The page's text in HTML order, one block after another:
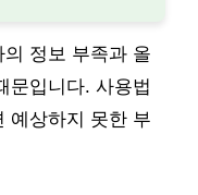
정보 부족과 올
문입니다. 사용법
예상하지 못한 부